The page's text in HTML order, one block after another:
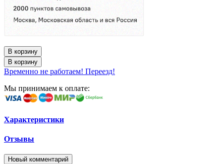
В корзину
В корзину
Временно не работаем! Переезд!
Мы принимаем к оплате:
Характеристики
Отзывы
Новый комментарий